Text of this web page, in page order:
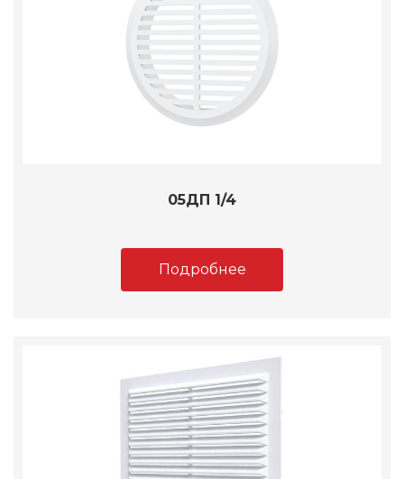
05ДП 1/4
Подробнее